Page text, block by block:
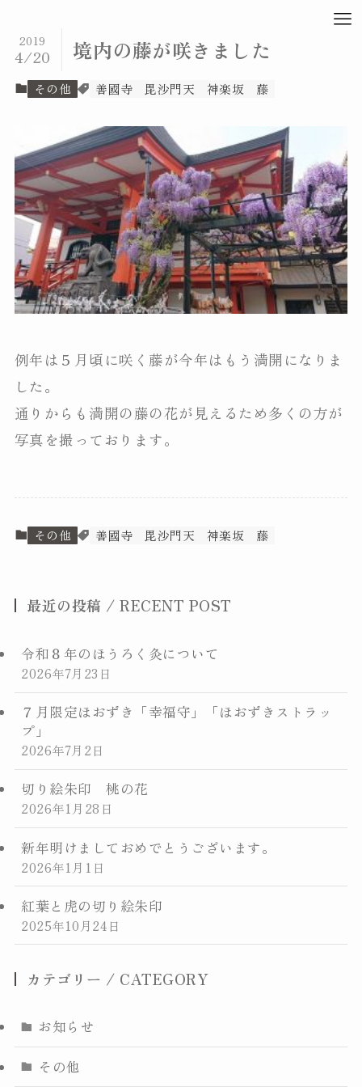
善國寺について
毘沙門講のご案内
年中行事
ご祈祷・結婚式
お寺からのお知らせ
トップページに戻る
境内の藤が咲きました
2019
4/20
その他 善國寺 毘沙門天 神楽坂 藤
例年は５月頃に咲く藤が今年はもう満開になりま
した。
通りからも満開の藤の花が見えるため多くの方が
写真を撮っております。
その他 善國寺 毘沙門天 神楽坂 藤
最近の投稿 / RECENT POST
令和８年のほうろく灸について
2026年7月23日
７月限定ほおずき「幸福守」「ほおずきストラッ
プ」
2026年7月2日
切り絵朱印 桃の花
2026年1月28日
新年明けましておめでとうございます。
2026年1月1日
紅葉と虎の切り絵朱印
2025年10月24日
カテゴリー / CATEGORY
お知らせ
その他